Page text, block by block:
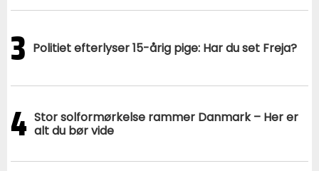
3 Politiet efterlyser 15-årig pige: Har du set Freja?
4 Stor solformørkelse rammer Danmark – Her er
alt du bør vide